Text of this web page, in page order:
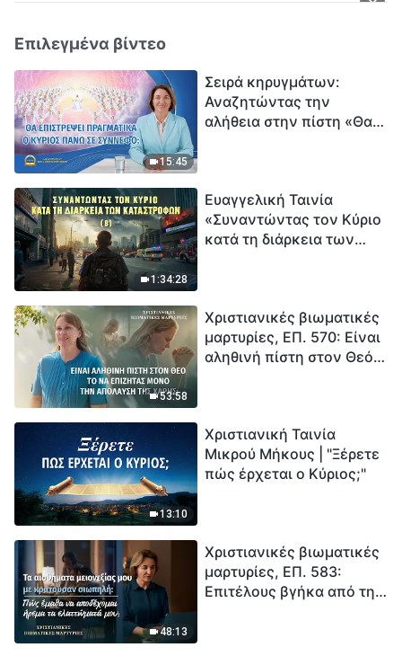
Επιλεγμένα βίντεο
15:45
Σειρά κηρυγμάτων:
Αναζητώντας την
αλήθεια στην πίστη «Θα
1:34:28
Ευαγγελική Ταινία
«Συναντώντας τον Κύριο
κατά τη διάρκεια των
εξαφάνισης». Οι
καταστροφές χτυπούν.
Ξεκινά η αντίστροφη
53:58
Χριστιανικές βιωματικές
μαρτυρίες, ΕΠ. 570: Είναι
αληθινή πίστη στον Θεό
13:10
Χριστιανική Ταινία
Μικρού Μήκους | "Ξέρετε
πώς έρχεται ο Κύριος;"
48:13
Χριστιανικές βιωματικές
μαρτυρίες, ΕΠ. 583:
Επιτέλους βγήκα από τη